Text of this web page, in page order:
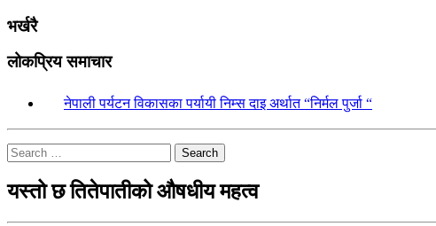
भर्खरै
लोकप्रिय समाचार
नेपाली पर्यटन विकासका पर्यायी निम्स दाइ अर्थात “निर्मल पुर्जा “
Search
यस्तो छ तितेपातीको औषधीय महत्व